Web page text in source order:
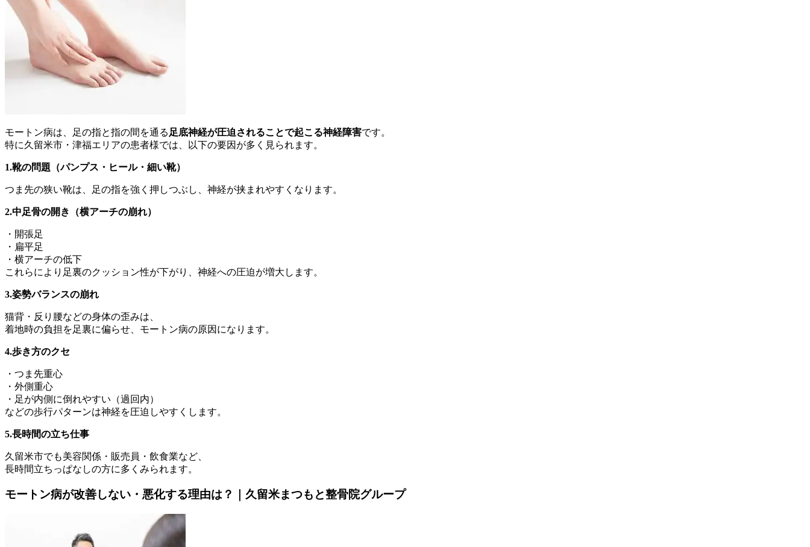
モートン病は、足の指と指の間を通る 足底神経が圧迫されることで起こる神経障害です。
特に久留米市・津福エリアの患者様では、以下の要因が多く見られます。
1.靴の問題（パンプス・ヒール・細い靴）
つま先の狭い靴は、足の指を強く押しつぶし、神経が挟まれやすくなります。
2.中足骨の開き（横アーチの崩れ）
・開張足
・扁平足
・横アーチの低下
これらにより足裏のクッション性が下がり、神経への圧迫が増大します。
3.姿勢バランスの崩れ
猫背・反り腰などの身体の歪みは、
着地時の負担を足裏に偏らせ、モートン病の原因になります。
4.歩き方のクセ
・つま先重心
・外側重心
・足が内側に倒れやすい（過回内）
などの歩行パターンは神経を圧迫しやすくします。
5.長時間の立ち仕事
久留米市でも美容関係・販売員・飲食業など、
長時間立ちっぱなしの方に多くみられます。
モートン病が改善しない・悪化する理由は？｜久留米まつもと整骨院グループ